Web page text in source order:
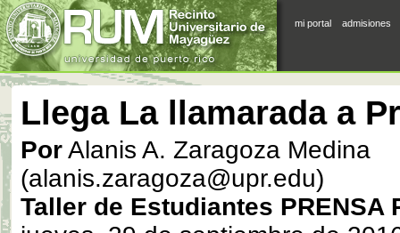
mi portal admisiones
Llega La llamarada a
PorAlanis A. Zaragoza Medina
(alanis.zaragoza@upr.edu)
Taller de Estudiantes PRENSA